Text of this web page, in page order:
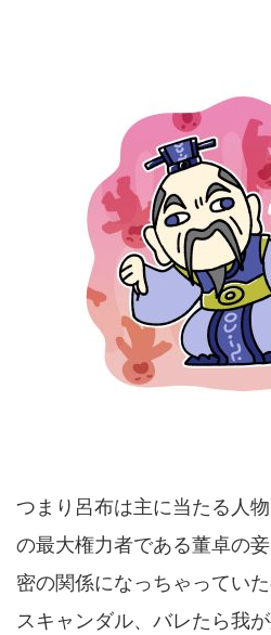
つまり呂布は主に当たる人
の最大権力者である董卓の
密の関係になっちゃってい
スキャンダル、バレたら我